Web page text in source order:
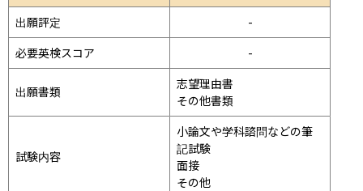
出願評定
-
必要英検スコア
-
出願書類
志望理由書
その他書類
試験内容
小論文や学科諮問などの筆
記試験
面接
その他